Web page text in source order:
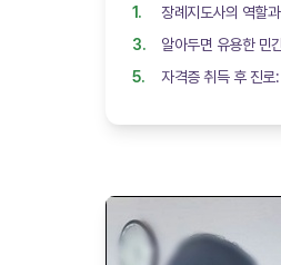
장례지도사의 역할
알아두면 유용한 민
자격증 취득 후 진